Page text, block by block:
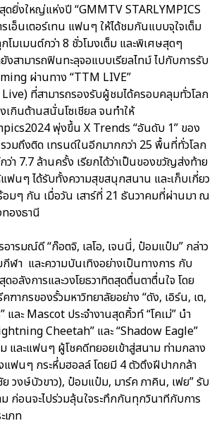
ยิ่งใหญ่แห่งปี “GMMTV STARLYMPICS
เอ็นเตอร์เทน แฟนๆ ให้ได้ชมกันแบบจุใจเต็ม
มเมนต์กว่า 8 ชั่วโมงเต็ม และพิเศษสุดๆ
สามารถฟินทะลุจอแบบเรียลไทม์ ไปกับการรับ
ผ่านทาง “TTM LIVE”
ที่สามารถรองรับผู้ชมได้ครอบคลุมทั่วโลก
กินต้านสนั่นโซเชียล จนทำให้
พุ่งขึ้น X Trends “อันดับ 1” ของ
รวมถึงติด เทรนด์ในอีกมากกว่า 25 พื้นที่ทั่วโลก
ว่า 7.7 ล้านครั้ง เรียกได้ว่าเป็นของขวัญส่งท้าย
ฟนๆ ได้รับทั้งความสุขสนุกสนาน และเก็บเกี่ยว
อมๆ กัน เมื่อวัน เสาร์ที่ 21 ธันวาคมที่ผ่านมา ณ
องธานี
ารมณ์ดี “ก๊อตจิ, เลโอ, เจนนี่, ป๋อมแป๋ม” กล่าว
ฬา และความบันเทิงอย่างเป็นทางการ กับ
อลังการและวงโยธวาทิตสุดตื่นตาตื่นใจ โดย
ฑากรของรั้วมหาวิทยาลัยอย่าง “ดัง, เอิร์น, เต,
และ Mascot ประจำงานสุดคิ้วท์ “โคเม่” นำ
Cheetah” และ “Shadow Eagle”
ม และแฟนๆ ผู้โชคดีทยอยเข้าสู่สนาม ท่ามกลาง
ฟนๆ กระหึ่มฮอลล์ โดยมี 4 ตัวตึงฝีปากกล้า
ย วงษ์บัวขาว), ป๋อมแป๋ม, มาร์ค ภาคิน, เฟย” รับ
ก่อนจะไปร่วมลุ้นใจระทึกกันทุกวินาทีกับการ
เภท